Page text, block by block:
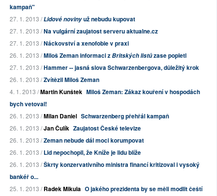
kampaň"
27. 1. 2013 /Lidové novinyuž nebudu kupovat
27. 1. 2013 /Na vulgární zaujatost serveru aktualne.cz
27. 1. 2013 /Náckovství a xenofobie v praxi
26. 1. 2013 /Miloš Zeman informaci zBritských listůzase popletl
27. 1. 2013 /Hammer -- jasná slova Schwarzenbergova, důležitý krok
26. 1. 2013 /Zvítězil Miloš Zeman
4. 1. 2013 /Martin Kunštek Miloš Zeman: Zákaz kouření v hospodách
bych vetoval!
26. 1. 2013 /Milan Daniel Schwarzenberg přehřál kampaň
26. 1. 2013 /Jan Čulík Zaujatost České televize
26. 1. 2013 /Zeman nebude dál moci korumpovat
26. 1. 2013 /Lid nepochopil, že Kníže je lidu blíže
26. 1. 2013 /Škrty konzervativního ministra financí kritizoval i vysoký
bankéř o...
25. 1. 2013 /Radek Mikula O jakého prezidenta by se měli modlit čeští